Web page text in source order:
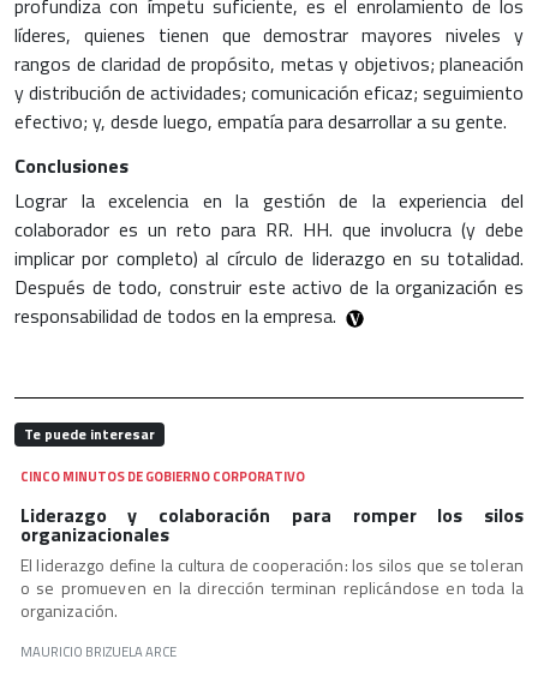
profundiza con ímpetu suficiente, es el enrolamiento de los
líderes, quienes tienen que demostrar mayores niveles y
rangos de claridad de propósito, metas y objetivos; planeación
y distribución de actividades; comunicación eficaz; seguimiento
efectivo; y, desde luego, empatía para desarrollar a su gente.
Conclusiones
Lograr la excelencia en la gestión de la experiencia del
colaborador es un reto para RR. HH. que involucra (y debe
implicar por completo) al círculo de liderazgo en su totalidad.
Después de todo, construir este activo de la organización es
responsabilidad de todos en la empresa.
Te puede interesar
CINCO MINUTOS DE GOBIERNO CORPORATIVO
Liderazgo y colaboración para romper los silos
organizacionales
El liderazgo define la cultura de cooperación: los silos que se toleran
o se promueven en la dirección terminan replicándose en toda la
organización.
MAURICIO BRIZUELA ARCE